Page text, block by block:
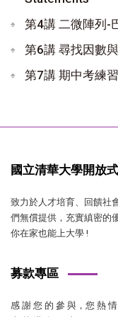
第4講 二微陣列-
第6講 尋找因數
第7講 期中考練
國立清華大學開放
致力於人才培育、回饋社
們無償提供，充實縝密的
你在家也能上大學 !
募款專區
感 謝 您 的 參 與，您 熱